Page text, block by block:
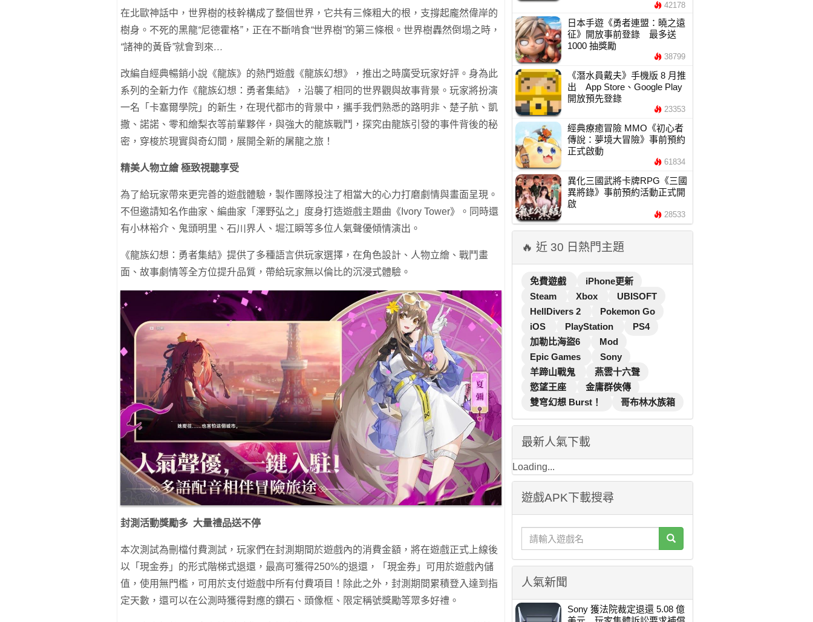
在北歐神話中，世界樹的枝幹構成了整個世界，它共有三條粗大的根，支撐起龐然偉岸的
樹身。不死的黑龍“尼德霍格”，正在不斷啃食“世界樹”的第三條根。世界樹轟然倒塌之時，
“諸神的黃昏”就會到來…
改編自經典暢銷小說《龍族》的熱門遊戲《龍族幻想》，推出之時廣受玩家好評。身為此
系列的全新力作《龍族幻想：勇者集結》，沿襲了相同的世界觀與故事背景。玩家將扮演
一名「卡塞爾學院」的新生，在現代都市的背景中，攜手我們熟悉的路明非、楚子航、凱
撒、諾諾、零和繪梨衣等前輩夥伴，與強大的龍族戰鬥，探究由龍族引發的事件背後的秘
密，穿梭於現實與奇幻間，展開全新的屠龍之旅！
精美人物立繪 極致視聽享受
為了給玩家帶來更完善的遊戲體驗，製作團隊投注了相當大的心力打磨劇情與畫面呈現。
不但邀請知名作曲家、編曲家「澤野弘之」度身打造遊戲主題曲《Ivory Tower》。同時還
有小林裕介、鬼頭明里、石川界人、堀江瞬等多位人氣聲優傾情演出。
《龍族幻想：勇者集結》提供了多種語言供玩家選擇，在角色設計、人物立繪、戰鬥畫
面、故事劇情等全方位提升品質，帶給玩家無以倫比的沉浸式體驗。
封測活動獎勵多 大量禮品送不停
本次測試為刪檔付費測試，玩家們在封測期間於遊戲內的消費金額，將在遊戲正式上線後
以「現金券」的形式階梯式退還，最高可獲得250%的退還，「現金券」可用於遊戲內儲
值，使用無門檻，可用於支付遊戲中所有付費項目！除此之外，封測期間累積登入達到指
定天數，還可以在公測時獲得對應的鑽石、頭像框、限定稱號獎勵等眾多好禮。
42178
日本手遊《勇者連盟：曉之遠
征》開放事前登錄 最多送
1000 抽獎勵
38799
《潛水員戴夫》手機版 8 月推
出 App Store、Google Play
開放預先登錄
23353
經典療癒冒險 MMO《初心者
傳說：夢境大冒險》事前預約
正式啟動
61834
異化三國武將卡牌RPG《三國
異將錄》事前預約活動正式開
啟
28533
🔥 近 30 日熱門主題
免費遊戲
iPhone更新
Steam
Xbox
UBISOFT
HellDivers 2
Pokemon Go
iOS
PlayStation
PS4
加勒比海盜6
Mod
Epic Games
Sony
羊蹄山戰鬼
燕雲十六聲
慾望王座
金庸群俠傳
雙穹幻想 Burst！
哥布林水族箱
最新人氣下載
Loading...
遊戲APK下載搜尋
人氣新聞
Sony 獲法院裁定退還 5.08 億